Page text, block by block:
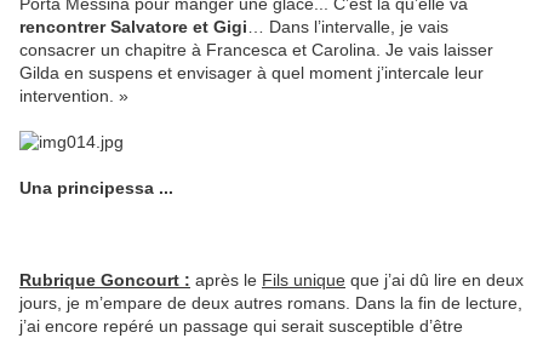
rencontrer Salvatore et Gigi … Dans l’intervalle, je vais
consacrer un chapitre à Francesca et Carolina. Je vais laisser
Gilda en suspens et envisager à quel moment j’intercale leur
intervention. »
Una principessa ...
Rubrique Goncourt : après le Fils unique que j’ai dû lire en deux
jours, je m’empare de deux autres romans. Dans la fin de lecture,
j’ai encore repéré un passage qui serait susceptible d’être